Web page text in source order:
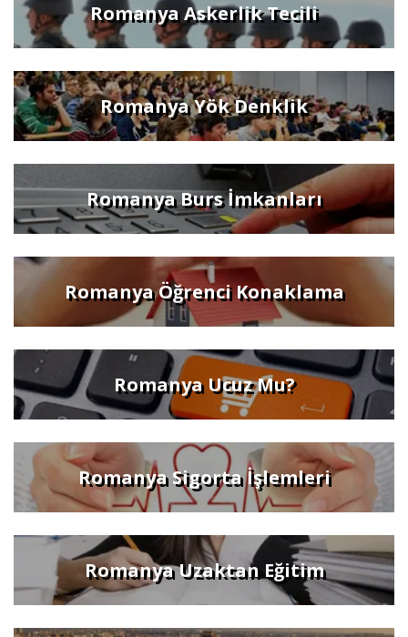
Romanya Askerlik Tecili
Romanya Yök Denklik
Romanya Burs İmkanları
Romanya Öğrenci Konaklama
Romanya Ucuz Mu?
Romanya Sigorta İşlemleri
Romanya Uzaktan Eğitim